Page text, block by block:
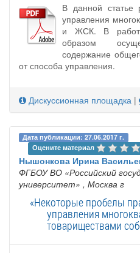
В данной статье
управления
и ЖСК. В
образом
содержание
от способа управления.
Дискуссионная площадка |
Дата публикации: 27.06.2017 г.
Оцените материал
Нышонкова Ирина
ФГБОУ ВО «Российский
университет» , Москва г
«Некоторые пробелы
управления
товариществами